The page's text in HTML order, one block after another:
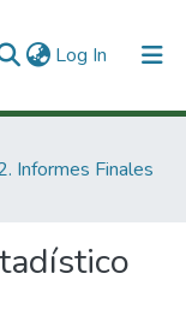
Log In (current)
Informes Finales